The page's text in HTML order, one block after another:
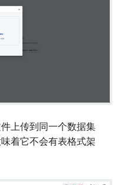
上传到同一个数据集
着它不会有表格式架